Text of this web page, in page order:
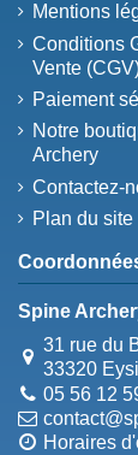
Mentions
Conditions
Vente
Paiement
Notre
Archery
Contactez-
Plan du site
Spine
31 rue du
33320
05 56 12
Horaires